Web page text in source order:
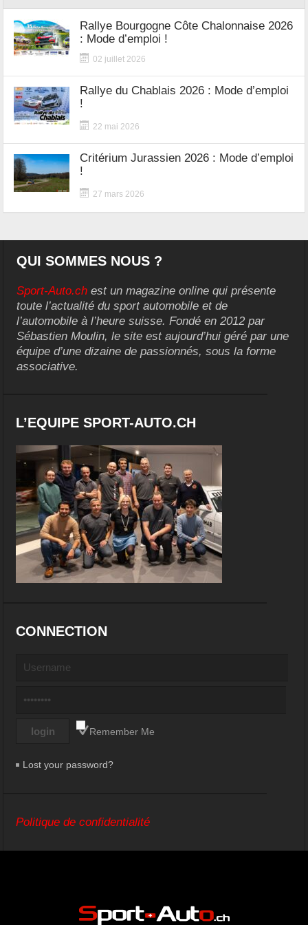
Rallye Bourgogne Côte Chalonnaise 2026
: Mode d’emploi !
02 juillet 2026
Rallye du Chablais 2026 : Mode d’emploi
!
22 mai 2026
Critérium Jurassien 2026 : Mode d’emploi
!
27 mars 2026
QUI SOMMES NOUS ?
Sport-Auto.ch est un magazine online qui présente
toute l’actualité du sport automobile et de
l’automobile à l’heure suisse. Fondé en 2012 par
Sébastien Moulin, le site est aujourd’hui géré par une
équipe d’une dizaine de passionnés, sous la forme
associative.
L’EQUIPE SPORT-AUTO.CH
CONNECTION
Remember Me
Lost your password?
Politique de confidentialité